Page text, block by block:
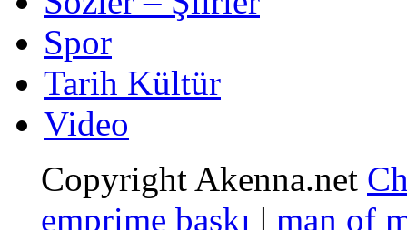
Spor
Tarih Kültür
Video
Copyright Akenna.net
emprime baskı | man of